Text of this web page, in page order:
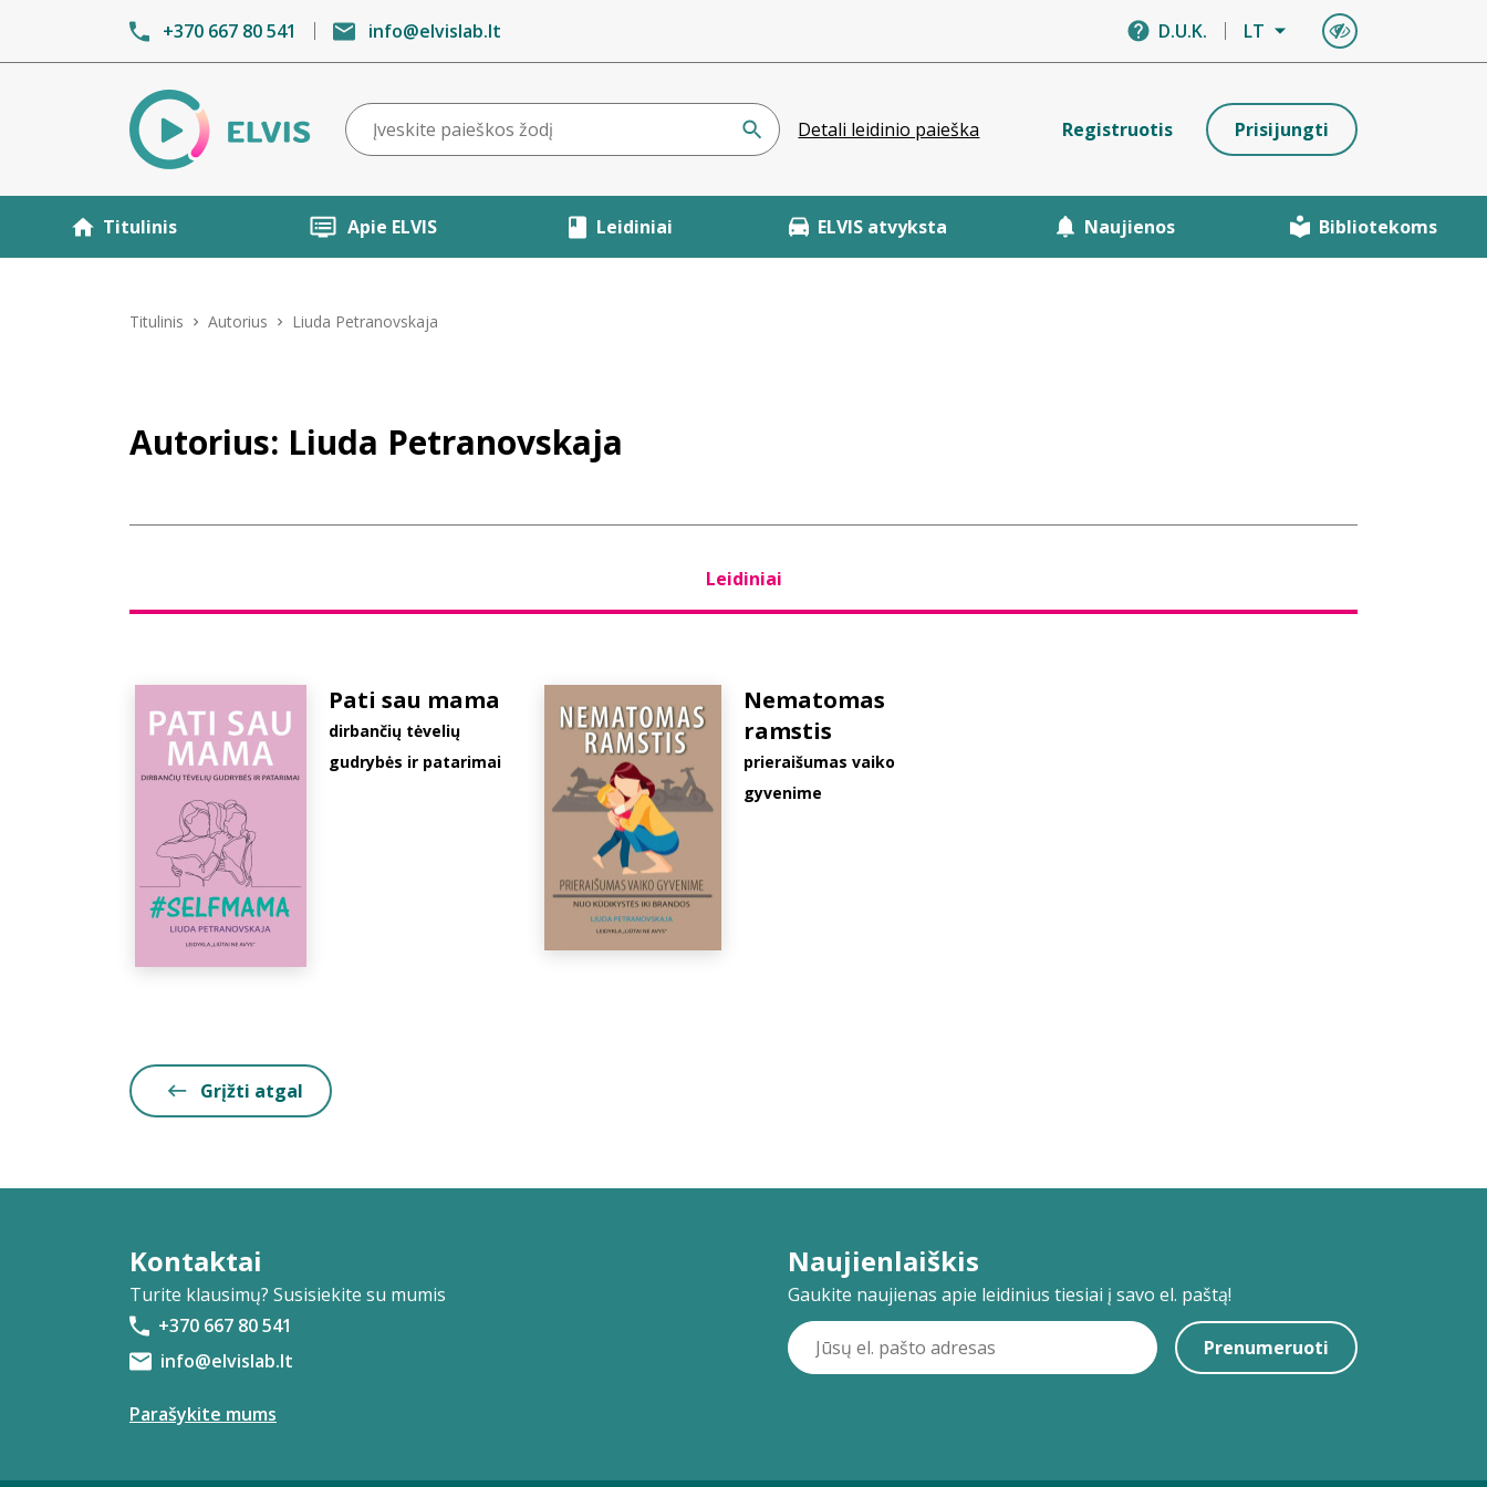
+370 667 80 541 info@elvislab.lt D.U.K. LT
Detali leidinio paieška Registruotis Prisijungti
Titulinis Apie ELVIS Leidiniai ELVIS atvyksta Naujienos Bibliotekoms
Titulinis Autorius Liuda Petranovskaja
Autorius: Liuda Petranovskaja
Leidiniai
Pati sau mama
dirbančių tėvelių
gudrybės ir patarimai
Nematomas
ramstis
prieraišumas vaiko
gyvenime
Grįžti atgal
Kontaktai
Turite klausimų? Susisiekite su mumis
+370 667 80 541
info@elvislab.lt
Parašykite mums
Naujienlaiškis
Gaukite naujienas apie leidinius tiesiai į savo el. paštą!
Prenumeruoti